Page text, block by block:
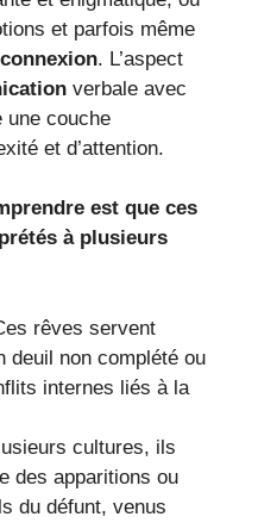
et parfois même
connexion. L’aspect
verbale avec
une couche
et d’attention.
est que ces
à plusieurs
rêves servent
deuil non complété ou
internes liés à la
cultures, ils
des apparitions ou
du défunt, venus